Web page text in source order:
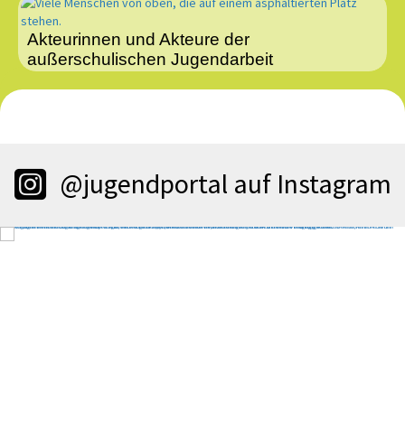
Akteurinnen und Akteure der
außerschulischen Jugendarbeit
@jugendportal auf Instagram